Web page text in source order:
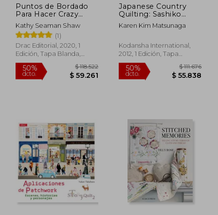
$
Puntos de Bordado
Para Hacer Crazy
Quilts
Kathy Seaman Shaw
(1)
Drac Editorial, 2020, 1
Edición, Tapa Blanda,
Nuevo
Japanese Country
Quilting: Sashiko
Patterns and Projects
for Beginners (en
Karen Kim Matsunaga
Kodansha International,
2012, 1 Edición, Tapa
Blanda, Nuevo